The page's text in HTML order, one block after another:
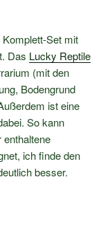
Set mit
Das Lucky Reptile
(mit den
Bodengrund
ist eine
So kann
ich finde den
besser.